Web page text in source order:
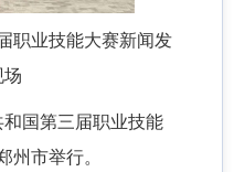
职业技能大赛新闻发
场
国第三届职业技能
州市举行。